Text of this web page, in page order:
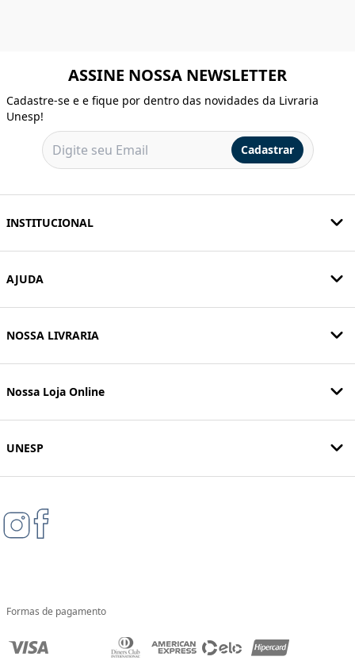
ASSINE NOSSA NEWSLETTER
Cadastre-se e e fique por dentro das novidades da Livraria
Unesp!
Cadastrar
INSTITUCIONAL
AJUDA
NOSSA LIVRARIA
Nossa Loja Online
UNESP
Formas de pagamento